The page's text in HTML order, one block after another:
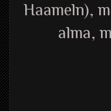
Haameln),
alma,